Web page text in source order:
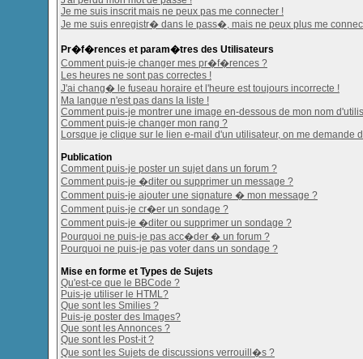
Je me suis inscrit mais ne peux pas me connecter !
Je me suis enregistr� dans le pass�, mais ne peux plus me
Pr�f�rences et param�tres des Utilisateurs
Comment puis-je changer mes pr�f�rences ?
Les heures ne sont pas correctes !
J'ai chang� le fuseau horaire et l'heure est toujours incorrecte !
Ma langue n'est pas dans la liste !
Comment puis-je montrer une image en-dessous de mon nom
Comment puis-je changer mon rang ?
Lorsque je clique sur le lien e-mail d'un utilisateur, on me demande
Publication
Comment puis-je poster un sujet dans un forum ?
Comment puis-je �diter ou supprimer un message ?
Comment puis-je ajouter une signature � mon message ?
Comment puis-je cr�er un sondage ?
Comment puis-je �diter ou supprimer un sondage ?
Pourquoi ne puis-je pas acc�der � un forum ?
Pourquoi ne puis-je pas voter dans un sondage ?
Mise en forme et Types de Sujets
Qu'est-ce que le BBCode ?
Puis-je utiliser le HTML?
Que sont les Smilies ?
Puis-je poster des Images?
Que sont les Annonces ?
Que sont les Post-it ?
Que sont les Sujets de discussions verrouill�s ?